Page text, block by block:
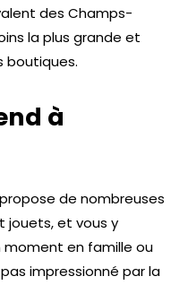
des Champs-
la plus grande et
boutiques.
à
de nombreuses
jouets, et vous y
moment en famille ou
impressionné par la